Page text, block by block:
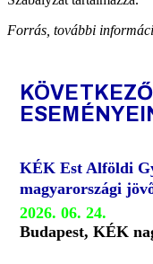
Forrás, további
KÖVETKEZŐ
KÉK Est Alföldi
magyarországi
2026. 06. 24.
Budapest, KÉK